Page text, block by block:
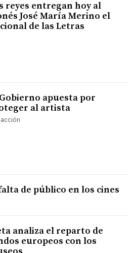
reyes entregan hoy al
José María Merino el
de las Letras
apuesta por
al artista
de público en los cines
analiza el reparto de
europeos con los